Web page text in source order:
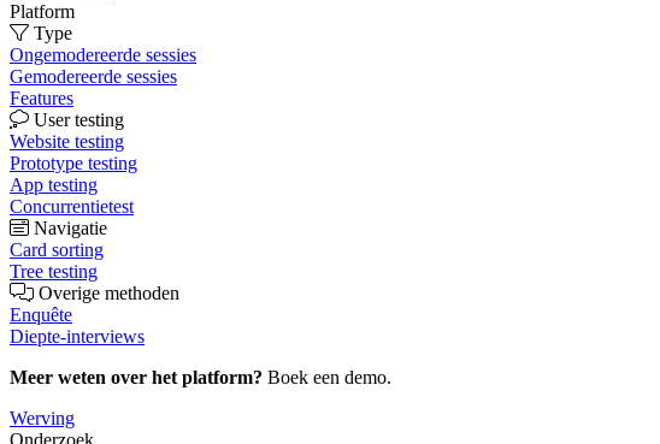
Platform
Type
Ongemodereerde sessies
Gemodereerde sessies
Features
User testing
Website testing
Prototype testing
App testing
Concurrentietest
Navigatie
Card sorting
Tree testing
Overige methoden
Enquête
Diepte-interviews
Meer weten over het platform? Boek een demo.
Werving
Onderzoek